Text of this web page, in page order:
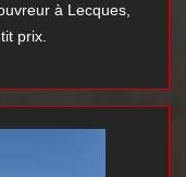
à Lecques,
prix.